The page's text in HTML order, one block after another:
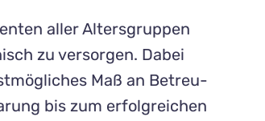
aller Alters­gruppen
zu versorgen. Dabei
Maß an Betreu­
bis zum erfolg­reichen